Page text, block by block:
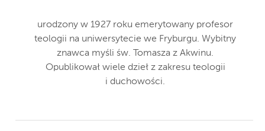
urodzony w 1927 roku emerytowany profesor
teologii na uniwersytecie we Fryburgu. Wybitny
znawca myśli św. Tomasza z Akwinu.
Opublikował wiele dzieł z zakresu teologii
i duchowości.